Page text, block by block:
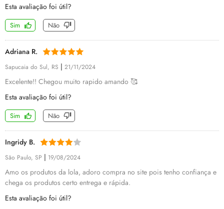
Esta avaliação foi útil?
Sim Não
Adriana R.
Sapucaia do Sul, RS | 21/11/2024
Excelente!! Chegou muito rapido amando 🥰
Esta avaliação foi útil?
Sim Não
Ingridy B.
São Paulo, SP | 19/08/2024
Amo os produtos da lola, adoro compra no site pois tenho confiança e
chega os produtos certo entrega e rápida.
Esta avaliação foi útil?